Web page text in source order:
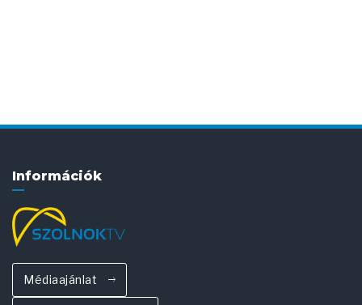
Információk
Médiaajánlat